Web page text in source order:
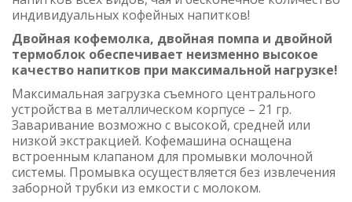
индивидуальных кофейных напитков!
Двойная кофемолка, двойная помпа и двойной
термоблок обеспечивает неизменно высокое
качество напитков при максимальной нагрузке!
Максимальная загрузка съемного центрального
устройства в металлическом корпусе – 21 гр.
Заваривание возможно с высокой, средней или
низкой экстракцией. Кофемашина оснащена
встроенным клапаном для промывки молочной
системы. Промывка осуществляется без извлечения
заборной трубки из емкости с молоком.